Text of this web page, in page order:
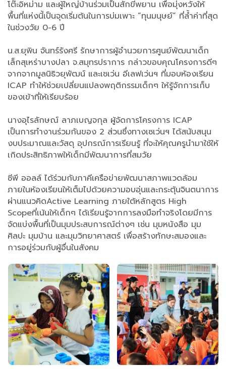
โต๊ะอิหม่าม และผู้ใหญ่บ้านร่วมเป็นสักขีพยาน เพื่อมุ่งหวังให้
พื้นที่แห่งนี้เป็นจุดเริ่มต้นในการบ่มเพาะ “ทุนมนุษย์” ที่ล้ำค่าที่สุด
ในช่วงวัย 0-6 ปี
น.ส.ยุพิน จันทร์รังศรี รักษาการผู้อำนวยการศูนย์พัฒนาเด็ก
เล็กสุเหร่าบางปลา จ.สมุทรปราการ กล่าวขอบคุณโครงการดีๆ
จากจากมูลนิธิวยุพัฒน์ และเซเว่น อีเลฟเว่นฯ ที่มอบห้องเรียน
ICAP ทำให้ช่วยเปลี่ยนแปลงพฤติกรรมเด็กๆ ให้รู้จักการเก็บ
ของเข้าที่ให้เรียบร้อย
นางอุไรลักษณ์ ลาภเบญจกุล ผู้จัดการโครงการ ICAP
เป็นการทำงานร่วมกันของ 2 ส่วนซึ่งทางเซเว่นฯ ได้สนับสนุน
งบประมาณและวัสดุ อุปกรณ์การเรียนรู้ ที่จะให้คุณครูนำมาใช้ให้
เกิดประสิทธิภาพให้เด็กมีพัฒนาการที่สมวัย
ซีพี ออลล์ ได้ร่วมกับภาคีเครือข่ายพัฒนาสภาพแวดล้อม
ภายในห้องเรียนให้เต็มไปด้วยความอบอุ่นและกระตุ้นจินตนาการ
ผ่านแนวคิดActive Learning ภายใต้หลักสูตร High
Scopeที่เน้นให้เด็กๆ ได้เรียนรู้จากการลงมือทำจริงโดยมีการ
จัดแบ่งพื้นที่เป็นมุมประสบการณ์ต่างๆ เช่น มุมหนังสือ มุม
ศิลปะ มุมบ้าน และมุมวิทยาศาสตร์ เพื่อสร้างทักษะสมองและ
การอยู่ร่วมกับผู้อื่นในสังคม